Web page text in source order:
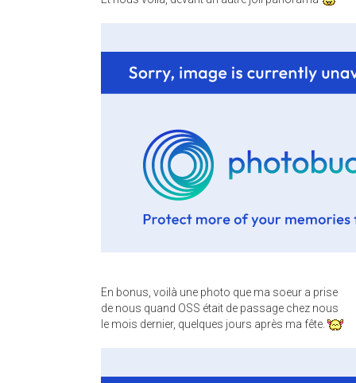
En bonus, voilà une photo que ma soeur a prise
de nous quand OSS était de passage chez nous
le mois dernier, quelques jours après ma fête.